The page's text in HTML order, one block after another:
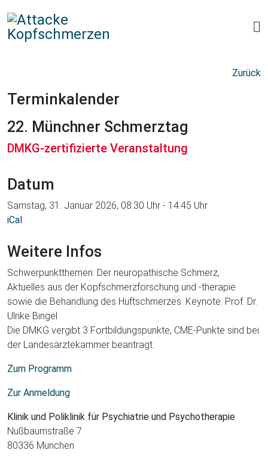
Zurück
Terminkalender
22. Münchner Schmerztag
DMKG-zertifizierte Veranstaltung
Datum
Samstag, 31. Januar 2026, 08:30 Uhr - 14:45 Uhr
iCal
Weitere Infos
Schwerpunktthemen: Der neuropathische Schmerz,
Aktuelles aus der Kopfschmerzforschung und -therapie
sowie die Behandlung des Hüftschmerzes. Keynote: Prof. Dr.
Ulrike Bingel
Die DMKG vergibt 3 Fortbildungspunkte, CME-Punkte sind bei
der Landesärztekammer beantragt.
Zum Programm
Zur Anmeldung
Klinik und Poliklinik für Psychiatrie und Psychotherapie
Nußbaumstraße 7
80336 München